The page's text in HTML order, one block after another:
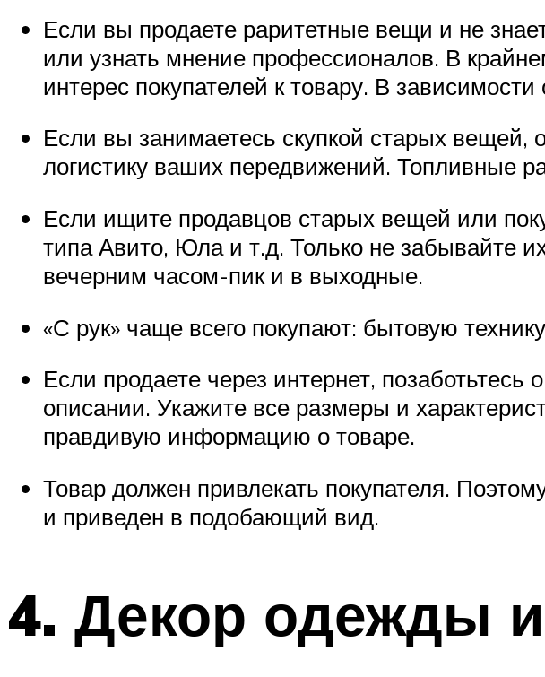
Если вы продаете раритетные вещи и не
или узнать мнение профессионалов. В
интерес покупателей к товару. В
Если вы занимаетесь скупкой старых вещей,
логистику ваших передвижений. Топливные
Если ищите продавцов старых вещей или
типа Авито, Юла и т.д. Только не забывайте
вечерним часом-пик и в выходные.
«С рук» чаще всего покупают: бытовую
Если продаете через интернет,
описании. Укажите все размеры и
правдивую информацию о товаре.
Товар должен привлекать покупателя.
и приведен в подобающий вид.
4. Декор одежды